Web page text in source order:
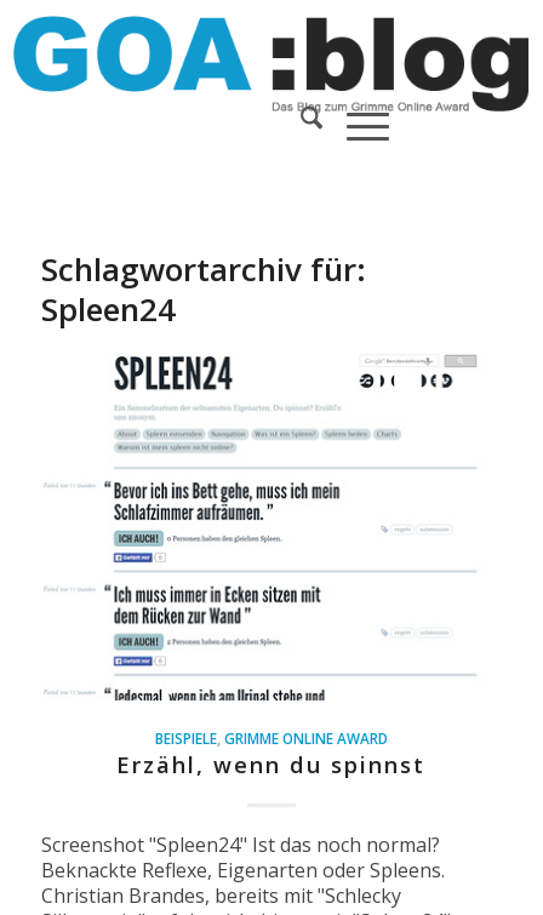
Schlagwortarchiv für:
Spleen24
BEISPIELE, GRIMME ONLINE AWARD
Erzähl, wenn du spinnst
Screenshot "Spleen24" Ist das noch normal?
Beknackte Reflexe, Eigenarten oder Spleens.
Christian Brandes, bereits mit "Schlecky